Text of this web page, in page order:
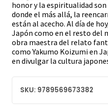
honor y la espiritualidad son
donde el más allá, la
están al acecho. Al día de
Japón como en el resto del
obra maestra del relato
como Yakumo Koizumi en
en divulgar la cultura
SKU: 9789569673382